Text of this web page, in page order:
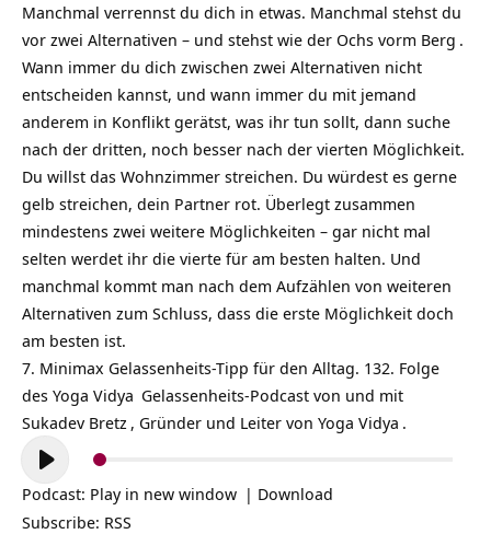
Manchmal verrennst du dich in etwas. Manchmal stehst du
vor zwei Alternativen – und stehst wie der Ochs vorm Berg .
Wann immer du dich zwischen zwei Alternativen nicht
entscheiden kannst, und wann immer du mit jemand
anderem in Konflikt gerätst, was ihr tun sollt, dann suche
nach der dritten, noch besser nach der vierten Möglichkeit.
Du willst das Wohnzimmer streichen. Du würdest es gerne
gelb streichen, dein Partner rot. Überlegt zusammen
mindestens zwei weitere Möglichkeiten – gar nicht mal
selten werdet ihr die vierte für am besten halten. Und
manchmal kommt man nach dem Aufzählen von weiteren
Alternativen zum Schluss, dass die erste Möglichkeit doch
am besten ist.
7. Minimax Gelassenheits-Tipp für den Alltag. 132. Folge
des Yoga Vidya Gelassenheits-Podcast von und mit
Sukadev Bretz , Gründer und Leiter von Yoga Vidya .
Audio-
Player
Podcast: Play in new window | Download
Subscribe: RSS